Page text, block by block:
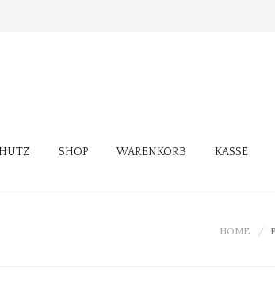
SHOP WARENKORB KASSE
HOME